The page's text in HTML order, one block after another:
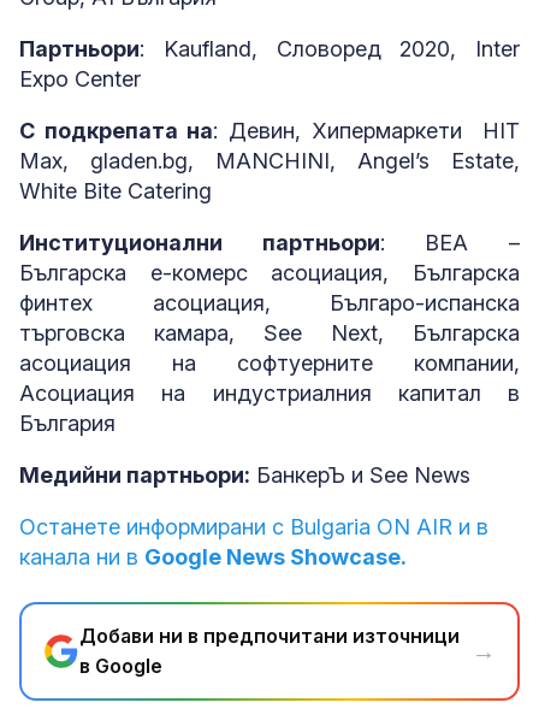
Партньори: Kaufland, Словоред 2020, Inter
Expo Center
С подкрепата на: Девин, Хипермаркети HIT
Max, gladen.bg, MANCHINI, Angel’s Estate,
White Bite Catering
Институционални партньори: BEA –
Българска е-комерс асоциация, Българска
финтех асоциация, Българо-испанска
търговска камара, See Next, Българска
асоциация на софтуерните компании,
Асоциация на индустриалния капитал в
България
Медийни партньори: БанкерЪ и See News
Останете информирани с Bulgaria ON AIR и в
канала ни в Google News Showcase.
Добави ни в предпочитани източници
в Google
→